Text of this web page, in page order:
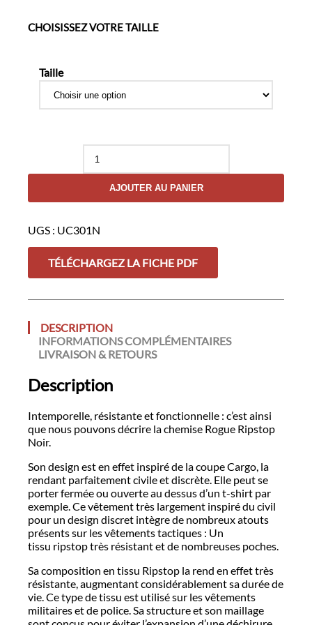
CHOISISSEZ VOTRE TAILLE
Taille
Chemise
Rogue
Ripstop
AJOUTER AU PANIER
UGS : UC301N
TÉLÉCHARGEZ LA FICHE PDF
DESCRIPTION
INFORMATIONS COMPLÉMENTAIRES
LIVRAISON & RETOURS
Description
Intemporelle, résistante et fonctionnelle : c’est ainsi
que nous pouvons décrire la chemise Rogue Ripstop
Noir.
Son design est en effet inspiré de la coupe Cargo, la
rendant parfaitement civile et discrète. Elle peut se
porter fermée ou ouverte au dessus d’un t-shirt par
exemple. Ce vêtement très largement inspiré du civil
pour un design discret intègre de nombreux atouts
présents sur les vêtements tactiques : Un
tissu ripstop très résistant et de nombreuses poches.
Sa composition en tissu Ripstop la rend en effet très
résistante, augmentant considérablement sa durée de
vie. Ce type de tissu est utilisé sur les vêtements
militaires et de police. Sa structure et son maillage